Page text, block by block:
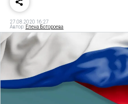
27.08.2020 16:27
Автор: Елена Ботороева